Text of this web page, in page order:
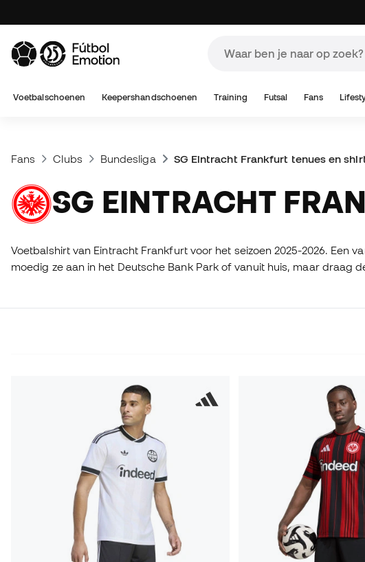
Voetbalschoenen Keepershandschoenen Training Futsal Fans
Fans Clubs Bundesliga SG Eintracht Frankfurt tenues en
SG EINTRACHT
Voetbalshirt van Eintracht Frankfurt voor het seizoen 2025-2026. Een
moedig ze aan in het Deutsche Bank Park of vanuit huis, maar draag